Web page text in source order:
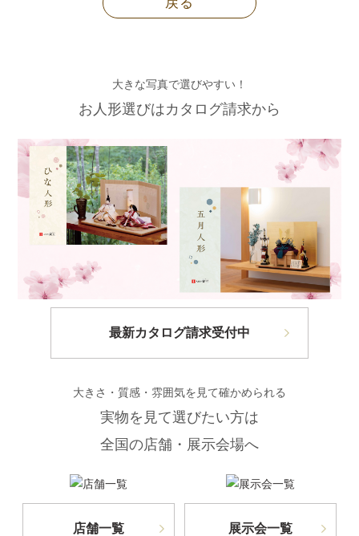
大きな写真で選びやすい！
お人形選びはカタログ請求から
最新カタログ請求受付中
大きさ・質感・雰囲気を見て確かめられる
実物を見て選びたい方は
全国の店舗・展示会場へ
店舗一覧 展示会一覧